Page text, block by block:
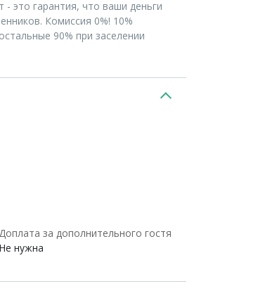
- это гарантия, что ваши деньги
Комиссия 0%! 10%
90% при заселении
Доплата за дополнительного гостя
Не нужна